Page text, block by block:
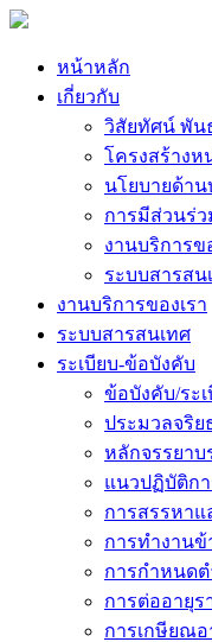
หน้าหลัก
เกี่ยวกับ
วิสัยทัศน์ พัน
โครงสร้างห
นโยบายด้า
การมีส่วนร่ว
งานบริการข
ระบบสารสน
งานบริการของเรา
ระบบสารสนเทศ
ระเบียบ-ข้อบังคับ
ข้อบังคับ/ระ
ประมวลจริ
หลักจรรยา
แนวปฏิบัติกา
การสรรหาแ
การทำงาน
การกำหนด
การต่ออายุ
การเกษียณ